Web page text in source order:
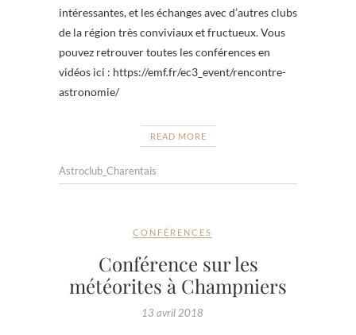
intéressantes, et les échanges avec d’autres clubs
de la région très conviviaux et fructueux. Vous
pouvez retrouver toutes les conférences en
vidéos ici : https://emf.fr/ec3_event/rencontre-
astronomie/
READ MORE
Astroclub_Charentais
CONFÉRENCES
Conférence sur les
météorites à Champniers
13 avril 2018